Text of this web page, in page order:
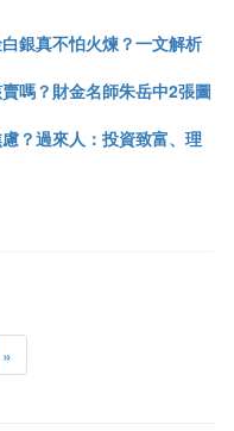
銀真不怕火煉？一文解析
嗎？財金名師朱岳中2張圖
？過來人：投資致富、理
»